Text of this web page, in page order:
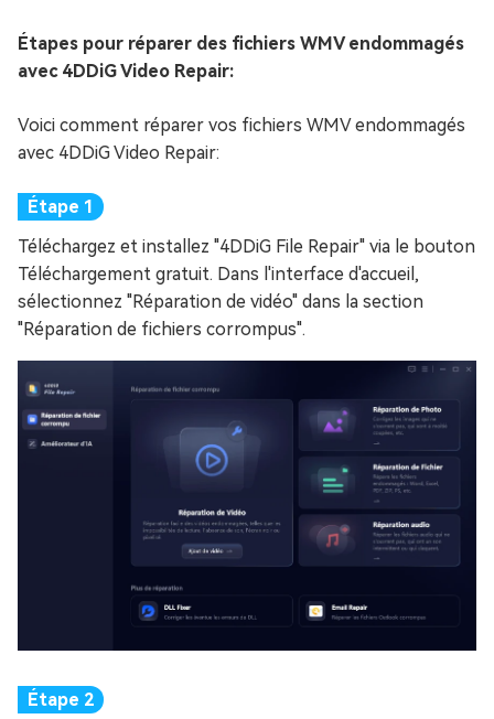
Étapes pour réparer des fichiers WMV endommagés
avec 4DDiG Video Repair:
Voici comment réparer vos fichiers WMV endommagés
avec 4DDiG Video Repair:
Téléchargez et installez "4DDiG File Repair" via le bouton
Téléchargement gratuit. Dans l'interface d'accueil,
sélectionnez "Réparation de vidéo" dans la section
"Réparation de fichiers corrompus".